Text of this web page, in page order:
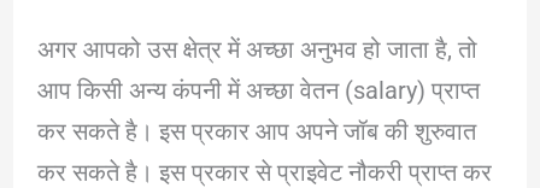
अगर आपको उस क्षेत्र में अच्छा अनुभव हो जाता है, तो
आप किसी अन्य कंपनी में अच्छा वेतन (salary) प्राप्त
कर सकते है। इस प्रकार आप अपने जॉब की शुरुवात
कर सकते है। इस प्रकार से प्राइवेट नौकरी प्राप्त कर